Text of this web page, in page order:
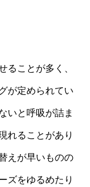
ることが多く、
が定められてい
いと呼吸が詰ま
れることがあり
えが早いものの
ズをゆるめたり